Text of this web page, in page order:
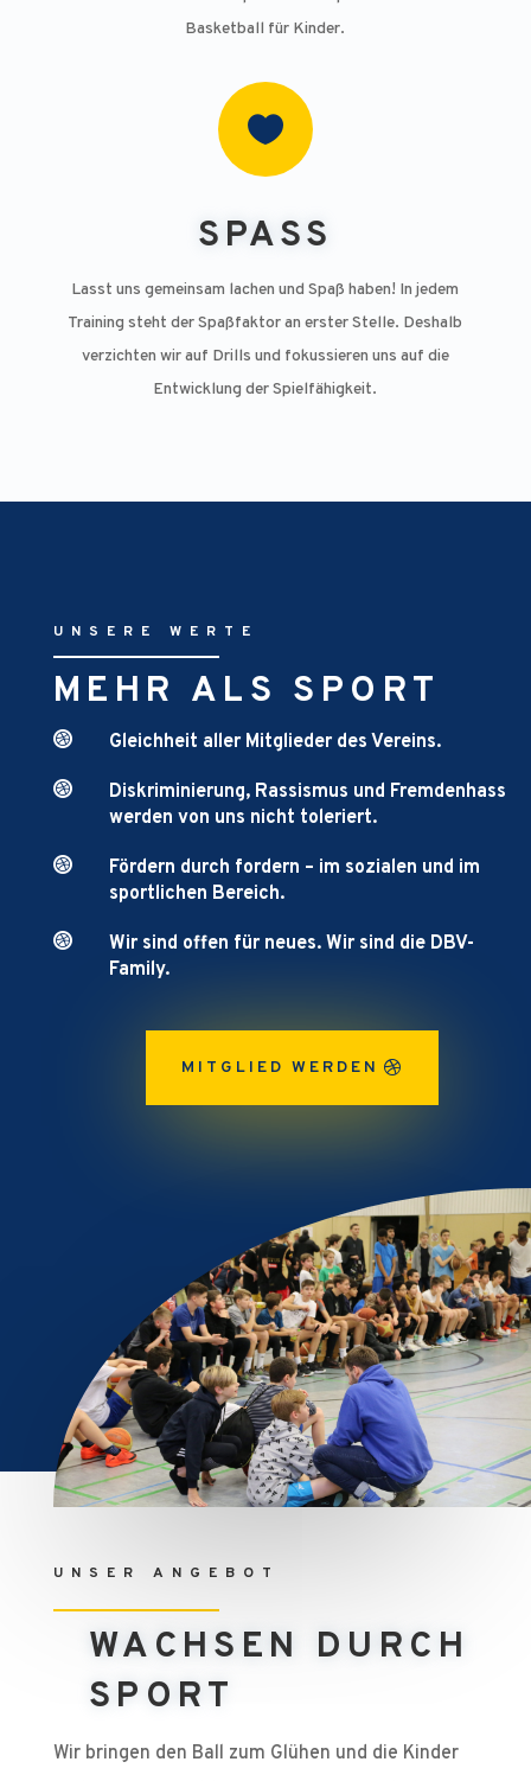
Basketball für Kinder.

SPASS
Lasst uns gemeinsam lachen und Spaß haben! In jedem
Training steht der Spaßfaktor an erster Stelle. Deshalb
verzichten wir auf Drills und fokussieren uns auf die
Entwicklung der Spielfähigkeit.
UNSERE WERTE
MEHR ALS SPORT
 Gleichheit aller Mitglieder des Vereins.

Diskriminierung, Rassismus und Fremdenhass
werden von uns nicht toleriert.

Fördern durch fordern – im sozialen und im
sportlichen Bereich.

Wir sind offen für neues. Wir sind die DBV-
Family.
MITGLIED WERDEN
UNSER ANGEBOT
WACHSEN DURCH
SPORT
Wir bringen den Ball zum Glühen und die Kinder